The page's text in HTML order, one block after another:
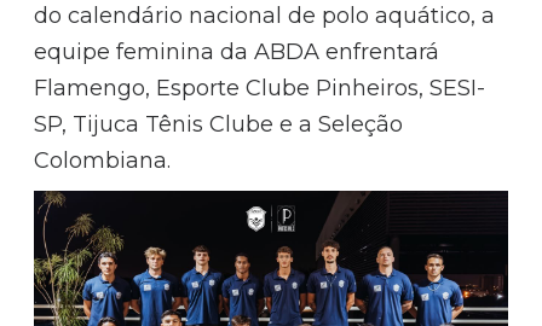
do calendário nacional de polo aquático, a
equipe feminina da ABDA enfrentará
Flamengo, Esporte Clube Pinheiros, SESI-
SP, Tijuca Tênis Clube e a Seleção
Colombiana.